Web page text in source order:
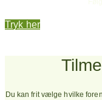
Tryk her
Du kan frit vælge hvilke